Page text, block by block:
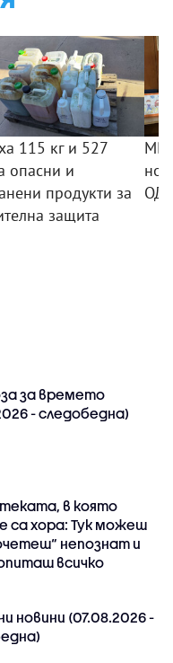
115 кг и 527
опасни и
продукти за
защита
за времето
- следобедна)
в която
са хора: Тук можеш
непознат и
всичко
новини (07.08.2026 -